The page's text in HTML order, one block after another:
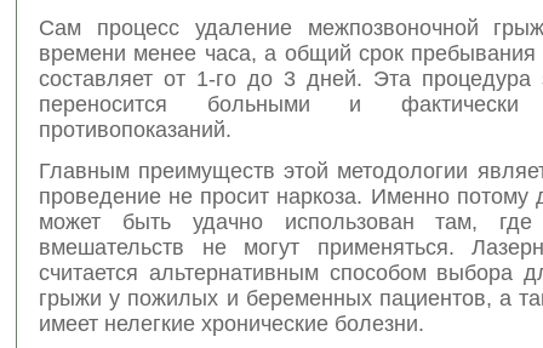
Сам процесс удаление межпозвоночной
времени менее часа, а общий срок пребывания
составляет от 1-го до 3 дней. Эта процедура
переносится больными и
противопоказаний.
Главным преимуществ этой методологии
проведение не просит наркоза. Именно потому
может быть удачно использован там,
вмешательств не могут применяться.
считается альтернативным способом выбора
грыжи у пожилых и беременных пациентов, а
имеет нелегкие хронические болезни.